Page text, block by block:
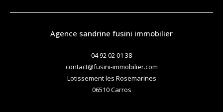
agence sandrine fusini immobilier
04 92 02 01 38
contact@fusini-immobilier.com
Lotissement les Rosemarines
06510 carros